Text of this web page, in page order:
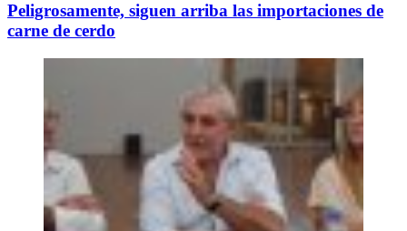
Peligrosamente, siguen arriba las importaciones de
carne de cerdo